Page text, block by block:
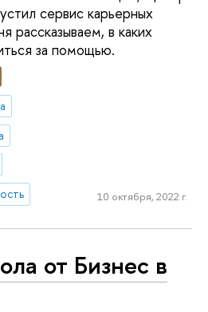
сервис карьерных
рассказываем, в каких
за помощью.
10 октября, 2022 г.
от Бизнес в